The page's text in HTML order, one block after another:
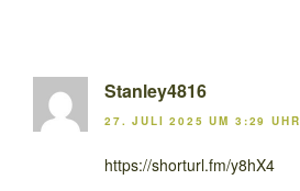
Stanley4816
27. JULI 2025 UM 3:29 UHR
https://shorturl.fm/y8hX4